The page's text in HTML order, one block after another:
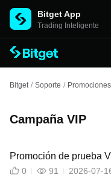
Bitget App
Trading Inteligente
Bitget / Soporte /
Campaña VIP
Promoción de prueba
0 91 2026-07-